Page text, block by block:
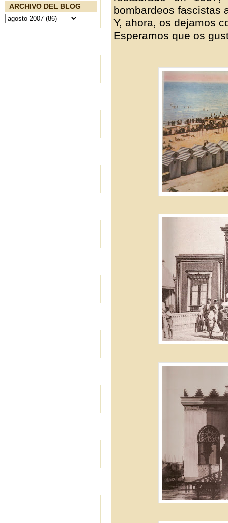
ARCHIVO DEL BLOG
bombardeos fascistas
Y, ahora, os dejamos
Esperamos que os